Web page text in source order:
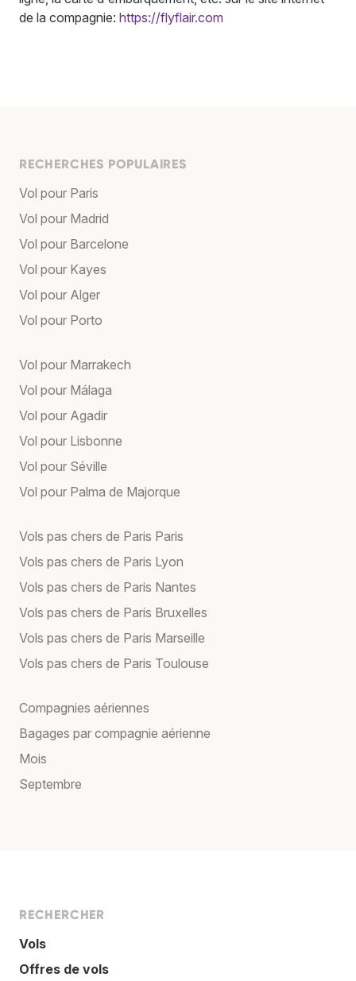
de la compagnie: https://flyflair.com
RECHERCHES POPULAIRES
Vol pour Paris
Vol pour Madrid
Vol pour Barcelone
Vol pour Kayes
Vol pour Alger
Vol pour Porto
Vol pour Marrakech
Vol pour Málaga
Vol pour Agadir
Vol pour Lisbonne
Vol pour Séville
Vol pour Palma de Majorque
Vols pas chers de Paris Paris
Vols pas chers de Paris Lyon
Vols pas chers de Paris Nantes
Vols pas chers de Paris Bruxelles
Vols pas chers de Paris Marseille
Vols pas chers de Paris Toulouse
Compagnies aériennes
Bagages par compagnie aérienne
Mois
Septembre
RECHERCHER
Vols
Offres de vols